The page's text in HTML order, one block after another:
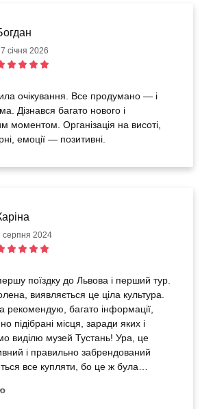
січня 2026
очікування. Все продумано — і
Дізнався багато нового і
моментом. Організація на висоті,
емоції — позитивні.
серпня 2024
поїздку до Львова і перший тур.
виявляється це ціла культура.
рекомендую, багато інформації,
підібрані місця, заради яких і
виділю музей Тустань! Ура, це
і правильно забрендований
все купляти, бо це ж була
зручність та сучасність